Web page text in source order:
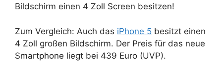
Bildschirm einen 4 Zoll Screen besitzen!
Zum Vergleich: Auch das iPhone 5 besitzt einen
4 Zoll großen Bildschirm. Der Preis für das neue
Smartphone liegt bei 439 Euro (UVP).